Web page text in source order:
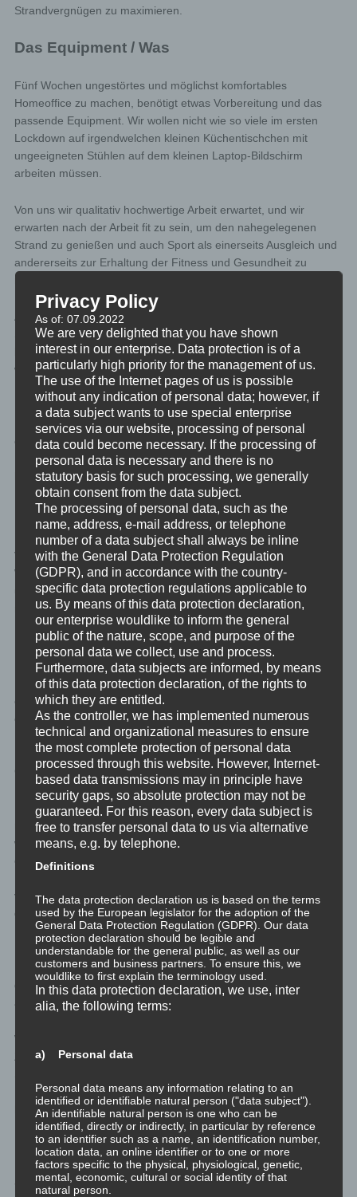
Strandvergnügen zu maximieren.
Das Equipment / Was
Fünf Wochen ungestörtes und möglichst komfortables
Homeoffice zu machen, benötigt etwas Vorbereitung und das
passende Equipment. Wir wollen nicht wie so viele im ersten
Lockdown auf irgendwelchen kleinen Küchentischchen mit
ungeeigneten Stühlen auf dem kleinen Laptop-Bildschirm
arbeiten müssen.
Von uns wir qualitativ hochwertige Arbeit erwartet, und wir
erwarten nach der Arbeit fit zu sein, um den nahegelegenen
Strand zu genießen und auch Sport als einerseits Ausgleich und
andererseits zur Erhaltung der Fitness und Gesundheit zu
Also werden wir im Auto eigene Schreibtische und
Sitzgelegenheiten mitnehmen. Das Investment dafür ist relativ
klein, und über den Komfort gerechnet auf alle Fälle das Geld
wert.
Dank der Anreise mit dem Auto können wir auch je zwei externe
Bildschirme, gewohnte Tastaturen und anderes benötigtes
elektronisches Equipment wie Router und Firewall mitnehmen.
Insgesamt sind wir also bestens ausgerüstet, um die gewohnte
hohe Arbeitsqualität liefern zu können.
Interpretation der Rechtslage
Vorneweg: Das hier ist meine Interpretation, mit der ich bei
Weitem nicht allein stehe. Dennoch ist es aufgrund der unklaren
und unsauberen Formulierung der Gesetze und Regelungen
nicht garantiert. Ich finde: im Zweifel für den Angeklagten.
Homeoffice versus Remote Work
Remote Work ist definiert als das Arbeiten von woanders als
einem regulären Arbeitsplatz aus. Arbeiten im Schwimmbad, in
einem Kaffeehaus, an öffentliche Orten oder auch in einem
Hotelzimmer fällt darunter. Remote Work ist, wenn so mit dem
Dienstgeber / Auftraggeber vereinbart, für einzelne
Gelegenheiten gedacht.
Homeoffice hingegen bezeichnet das Arbeiten von einem
regulären Arbeitsplatz aus, der sich in privaten Räumlichkeiten
wie einer Privatwohnung befinde und den Vorgaben für
ergonomisches und professionelles Arbeiten entspricht.
vereinbart, für regelmäßige und wiederkehrende Gelegenheiten
gedacht.
Interpretation: Spontanes oder kurzfristiges Arbeiten im
Hotelzimmer ist Remote Work während Arbeiten in einer
geeigneten und unter anderem dafür gemieteten Ferienwohnung
als Homeoffice zu sehen ist.
Wir haben mit unseren fünf Wochen auf Kreta definitiv einen
Zeitraum dafür geplant, der länger als ein typischer Urlaub ist.
Ferienwohnung gezielt nach Tauglichkeit für Homeoffice
hinsichtlich Räumlichkeiten als auch hinsichtlich verfügbarer
Netzabdeckung durch Mobilfunker ausgewählt. Wir machen also
Homeoffice, kein Remote Work.
Sozialversicherung
Privacy Policy
As of: 07.09.2022
We are very delighted that you have shown
interest in our enterprise. Data protection is of a
particularly high priority for the management of us.
The use of the Internet pages of us is possible
without any indication of personal data; however, if
a data subject wants to use special enterprise
services via our website, processing of personal
data could become necessary. If the processing of
personal data is necessary and there is no
statutory basis for such processing, we generally
obtain consent from the data subject.
The processing of personal data, such as the
name, address, e-mail address, or telephone
number of a data subject shall always be inline
with the General Data Protection Regulation
(GDPR), and in accordance with the country-
specific data protection regulations applicable to
us. By means of this data protection declaration,
our enterprise wouldlike to inform the general
public of the nature, scope, and purpose of the
personal data we collect, use and process.
Furthermore, data subjects are informed, by means
of this data protection declaration, of the rights to
which they are entitled.
As the controller, we has implemented numerous
technical and organizational measures to ensure
the most complete protection of personal data
processed through this website. However, Internet-
based data transmissions may in principle have
security gaps, so absolute protection may not be
guaranteed. For this reason, every data subject is
free to transfer personal data to us via alternative
means, e.g. by telephone.
Definitions
The data protection declaration us is based on the terms
used by the European legislator for the adoption of the
General Data Protection Regulation (GDPR). Our data
protection declaration should be legible and
understandable for the general public, as well as our
customers and business partners. To ensure this, we
wouldlike to first explain the terminology used.
In this data protection declaration, we use, inter
alia, the following terms:
a) Personal data
Personal data means any information relating to an
identified or identifiable natural person ("data subject").
An identifiable natural person is one who can be
identified, directly or indirectly, in particular by reference
to an identifier such as a name, an identification number,
location data, an online identifier or to one or more
factors specific to the physical, physiological, genetic,
mental, economic, cultural or social identity of that
natural person.